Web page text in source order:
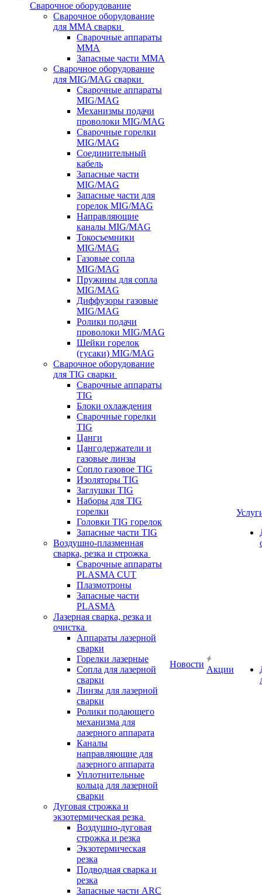
Сварочное оборудование
Сварочное оборудование
для MMA сварки
Сварочные аппараты
MMA
Запасные части MMA
Сварочное оборудование
для MIG/MAG сварки
Сварочные аппараты
MIG/MAG
Механизмы подачи
проволоки MIG/MAG
Сварочные горелки
MIG/MAG
Соединительный
кабель
Запасные части
MIG/MAG
Запасные части для
горелок MIG/MAG
Направляющие
каналы MIG/MAG
Токосъемники
MIG/MAG
Газовые сопла
MIG/MAG
Пружины для сопла
MIG/MAG
Диффузоры газовые
MIG/MAG
Ролики подачи
проволоки MIG/MAG
Шейки горелок
(гусаки) MIG/MAG
Сварочное оборудование
для TIG сварки
Сварочные аппараты
TIG
Блоки охлаждения
Сварочные горелки
TIG
Цанги
Цангодержатели и
газовые линзы
Сопло газовое TIG
Изоляторы TIG
Заглушки TIG
Наборы для TIG
горелки
Головки TIG горелок
Запасные части TIG
Воздушно-плазменная
сварка, резка и строжка
Сварочные аппараты
PLASMA CUT
Плазмотроны
Запасные части
PLASMA
Лазерная сварка, резка и
очистка
Аппараты лазерной
сварки
Горелки лазерные
Сопла для лазерной
сварки
Линзы для лазерной
сварки
Ролики подающего
механизма для
лазерного аппарата
Каналы
направляющие для
лазерного аппарата
Уплотнительные
кольца для лазерной
сварки
Дуговая строжка и
экзотермическая резка
Воздушно-дуговая
строжка и резка
Экзотермическая
резка
Подводная сварка и
резка
Запасные части ARC
Новости
Акции